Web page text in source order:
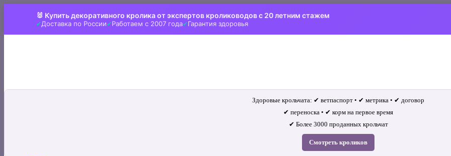
🐰 Купить декоративного кролика от экспертов кролиководов с 20 летним стажем
Доставка по России Работаем с 2007 года Гарантия здоровья
Здоровые крольчата: ✔ ветпаспорт • ✔ метрика • ✔ договор
✔ переноска • ✔ корм на первое время
✔ Более 3000 проданных крольчат
Смотреть кроликов